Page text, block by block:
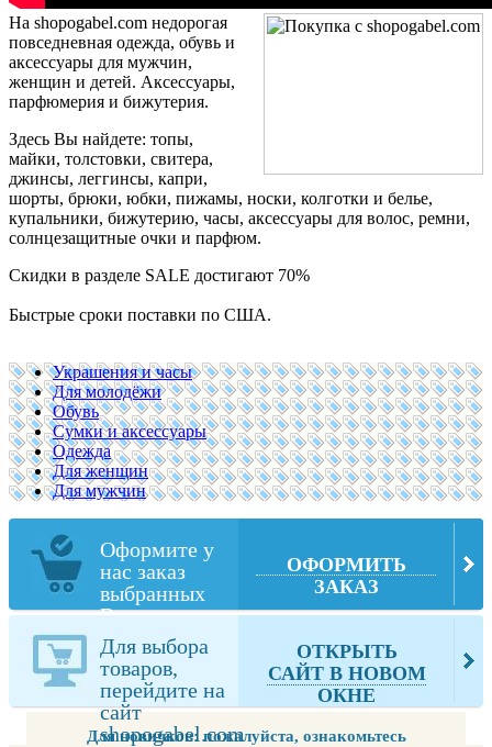
На shopogabel.com недорогая
повседневная одежда, обувь и
аксессуары для мужчин,
женщин и детей. Аксессуары,
парфюмерия и бижутерия.
Здесь Вы найдете: топы,
майки, толстовки, свитера,
джинсы, леггинсы, капри,
шорты, брюки, юбки, пижамы, носки, колготки и белье,
купальники, бижутерию, часы, аксессуары для волос, ремни,
солнцезащитные очки и парфюм.
Скидки в разделе SALE достигают 70%
Быстрые сроки поставки по США.
Украшения и часы
Для молодёжи
Обувь
Сумки и аксессуары
Одежда
Для женщин
Для мужчин
Оформите у
нас заказ
выбранных
Вами товаров
из
shopogabel.com
ОФОРМИТЬ
ЗАКАЗ
Для выбора
товаров,
перейдите на
сайт
shopogabel.com
ОТКРЫТЬ
САЙТ В НОВОМ
ОКНЕ
Для новичков: пожалуйста, ознакомьтесь